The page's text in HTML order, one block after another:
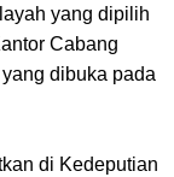
yang dipilih
Cabang
dibuka pada
di Kedeputian